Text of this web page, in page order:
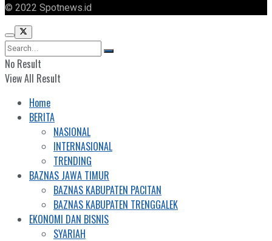
© 2022 Spotnews.id
No Result
View All Result
Home
BERITA
NASIONAL
INTERNASIONAL
TRENDING
BAZNAS JAWA TIMUR
BAZNAS KABUPATEN PACITAN
BAZNAS KABUPATEN TRENGGALEK
EKONOMI DAN BISNIS
SYARIAH